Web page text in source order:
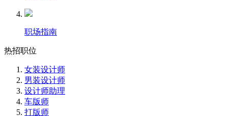
职场指南
热招职位
女装设计师
男装设计师
设计师助理
车版师
打版师